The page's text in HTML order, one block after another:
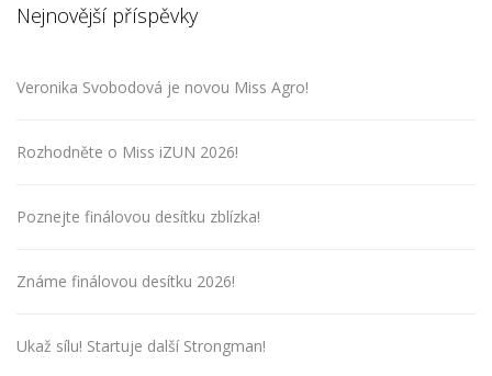
Nejnovější příspěvky
Veronika Svobodová je novou Miss Agro!
Rozhodněte o Miss iZUN 2026!
Poznejte finálovou desítku zblízka!
Známe finálovou desítku 2026!
Ukaž sílu! Startuje další Strongman!